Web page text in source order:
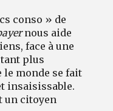
conso » de
nous aide
face à une
plus
monde se fait
insaisissable.
un citoyen